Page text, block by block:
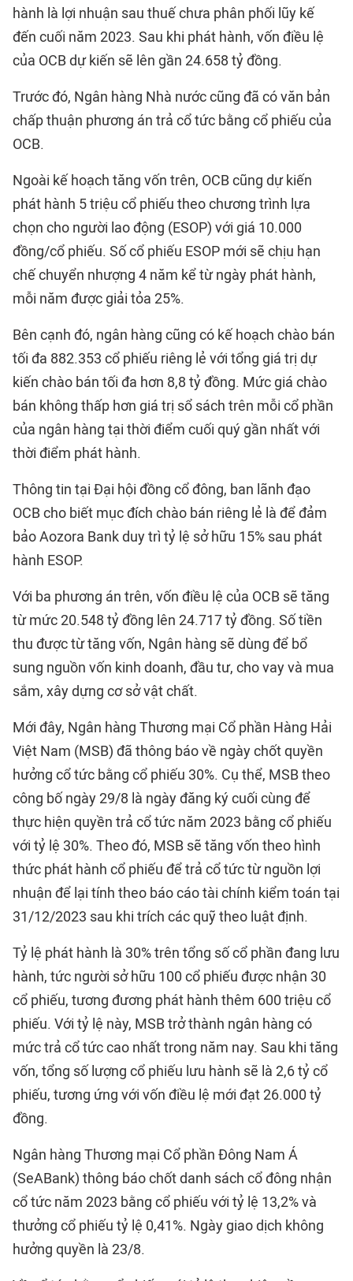
hành là lợi nhuận sau thuế chưa phân phối lũy kế
đến cuối năm 2023. Sau khi phát hành, vốn điều lệ
của OCB dự kiến sẽ lên gần 24.658 tỷ đồng.
Trước đó, Ngân hàng Nhà nước cũng đã có văn bản
chấp thuận phương án trả cổ tức bằng cổ phiếu của
OCB.
Ngoài kế hoạch tăng vốn trên, OCB cũng dự kiến
phát hành 5 triệu cổ phiếu theo chương trình lựa
chọn cho người lao động (ESOP) với giá 10.000
đồng/cổ phiếu. Số cổ phiếu ESOP mới sẽ chịu hạn
chế chuyển nhượng 4 năm kể từ ngày phát hành,
mỗi năm được giải tỏa 25%.
Bên cạnh đó, ngân hàng cũng có kế hoạch chào bán
tối đa 882.353 cổ phiếu riêng lẻ với tổng giá trị dự
kiến chào bán tối đa hơn 8,8 tỷ đồng. Mức giá chào
bán không thấp hơn giá trị sổ sách trên mỗi cổ phần
của ngân hàng tại thời điểm cuối quý gần nhất với
thời điểm phát hành.
Thông tin tại Đại hội đồng cổ đông, ban lãnh đạo
OCB cho biết mục đích chào bán riêng lẻ là để đảm
bảo Aozora Bank duy trì tỷ lệ sở hữu 15% sau phát
hành ESOP.
Với ba phương án trên, vốn điều lệ của OCB sẽ tăng
từ mức 20.548 tỷ đồng lên 24.717 tỷ đồng. Số tiền
thu được từ tăng vốn, Ngân hàng sẽ dùng để bổ
sung nguồn vốn kinh doanh, đầu tư, cho vay và mua
sắm, xây dựng cơ sở vật chất.
Mới đây, Ngân hàng Thương mại Cổ phần Hàng Hải
Việt Nam (MSB) đã thông báo về ngày chốt quyền
hưởng cổ tức bằng cổ phiếu 30%. Cụ thể, MSB theo
công bố ngày 29/8 là ngày đăng ký cuối cùng để
thực hiện quyền trả cổ tức năm 2023 bằng cổ phiếu
với tỷ lệ 30%. Theo đó, MSB sẽ tăng vốn theo hình
thức phát hành cổ phiếu để trả cổ tức từ nguồn lợi
nhuận để lại tính theo báo cáo tài chính kiểm toán tại
31/12/2023 sau khi trích các quỹ theo luật định.
Tỷ lệ phát hành là 30% trên tổng số cổ phần đang lưu
hành, tức người sở hữu 100 cổ phiếu được nhận 30
cổ phiếu, tương đương phát hành thêm 600 triệu cổ
phiếu. Với tỷ lệ này, MSB trở thành ngân hàng có
mức trả cổ tức cao nhất trong năm nay. Sau khi tăng
vốn, tổng số lượng cổ phiếu lưu hành sẽ là 2,6 tỷ cổ
phiếu, tương ứng với vốn điều lệ mới đạt 26.000 tỷ
đồng.
Ngân hàng Thương mại Cổ phần Đông Nam Á
(SeABank) thông báo chốt danh sách cổ đông nhận
cổ tức năm 2023 bằng cổ phiếu với tỷ lệ 13,2% và
thưởng cổ phiếu tỷ lệ 0,41%. Ngày giao dịch không
hưởng quyền là 23/8.